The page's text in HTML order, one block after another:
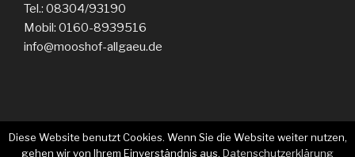
Tel.: 08304/93190
Mobil: 0160-8939516
info@mooshof-allgaeu.de
Diese Website benutzt Cookies. Wenn Sie die Website weiter nutzen,
gehen wir von Ihrem Einverständnis aus. Datenschutzerklärung